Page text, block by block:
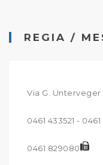
REGIA /
Via G. Unterveger
0461 433521 - 0461
0461 829080